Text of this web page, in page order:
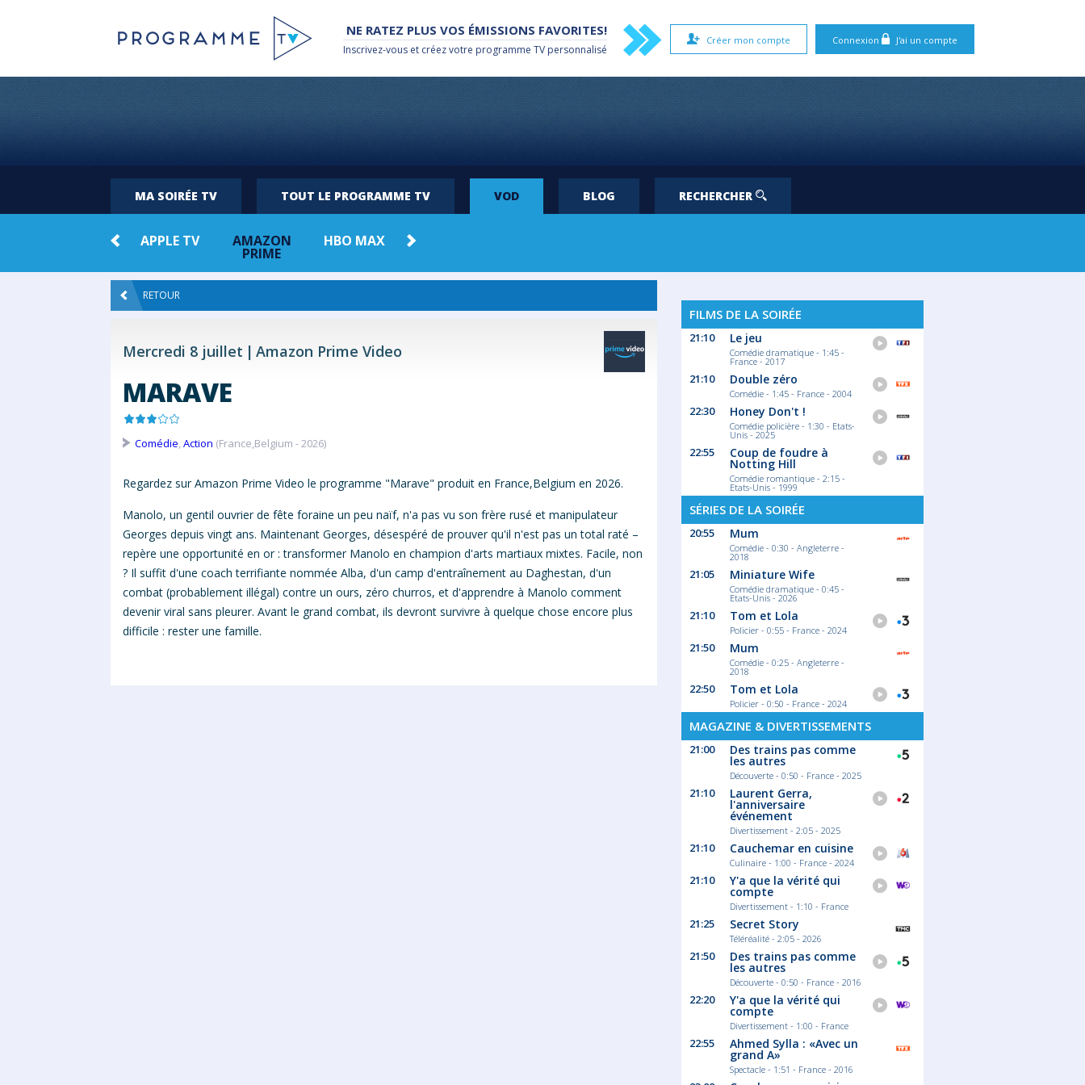
Connexion J'ai un compte
Créer mon compte
NE RATEZ PLUS VOS ÉMISSIONS FAVORITES!
Inscrivez-vous et créez votre programme TV personnalisé
MA SOIRÉE TV TOUT LE PROGRAMME TV VOD BLOG RECHERCHER
APPLE TV AMAZON
PRIME
HBO MAX
RETOUR
Mercredi 8 juillet Amazon Prime Video
MARAVE
Comédie,Action (France,Belgium - 2026)
Regardez sur Amazon Prime Video le programme "Marave" produit en France,Belgium en 2026.
Manolo, un gentil ouvrier de fête foraine un peu naïf, n'a pas vu son frère rusé et manipulateur
Georges depuis vingt ans. Maintenant Georges, désespéré de prouver qu'il n'est pas un total raté –
repère une opportunité en or : transformer Manolo en champion d'arts martiaux mixtes. Facile, non
? Il suffit d'une coach terrifiante nommée Alba, d'un camp d'entraînement au Daghestan, d'un
combat (probablement illégal) contre un ours, zéro churros, et d'apprendre à Manolo comment
devenir viral sans pleurer. Avant le grand combat, ils devront survivre à quelque chose encore plus
difficile : rester une famille.
FILMS DE LA SOIRÉE
21:10 Le jeu
Comédie dramatique - 1:45 -
France - 2017
21:10 Double zéro
Comédie - 1:45 - France - 2004
22:30 Honey Don't !
Comédie policière - 1:30 - Etats-
Unis - 2025
22:55 Coup de foudre à
Notting Hill
Comédie romantique - 2:15 -
Etats-Unis - 1999
SÉRIES DE LA SOIRÉE
20:55 Mum
Comédie - 0:30 - Angleterre -
2018
21:05 Miniature Wife
Comédie dramatique - 0:45 -
Etats-Unis - 2026
21:10 Tom et Lola
Policier - 0:55 - France - 2024
21:50 Mum
Comédie - 0:25 - Angleterre -
2018
22:50 Tom et Lola
Policier - 0:50 - France - 2024
MAGAZINE & DIVERTISSEMENTS
21:00 Des trains pas comme
les autres
Découverte - 0:50 - France - 2025
21:10 Laurent Gerra,
l'anniversaire
événement
Divertissement - 2:05 - 2025
21:10 Cauchemar en cuisine
Culinaire - 1:00 - France - 2024
21:10 Y'a que la vérité qui
compte
Divertissement - 1:10 - France
21:25 Secret Story
Téléréalité - 2:05 - 2026
21:50 Des trains pas comme
les autres
Découverte - 0:50 - France - 2016
22:20 Y'a que la vérité qui
compte
Divertissement - 1:00 - France
22:55 Ahmed Sylla : «Avec un
grand A»
Spectacle - 1:51 - France - 2016